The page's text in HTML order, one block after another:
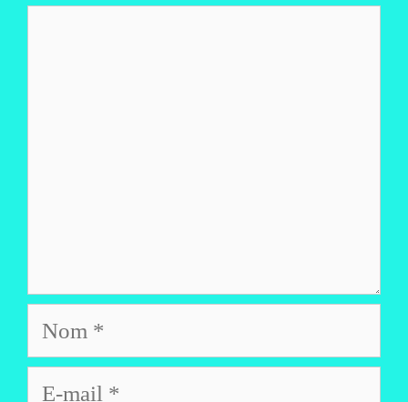
Nom
E-